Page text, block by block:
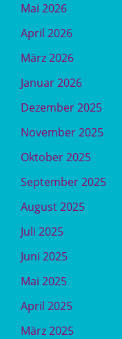
Mai 2026
April 2026
März 2026
Januar 2026
Dezember 2025
November 2025
Oktober 2025
September 2025
August 2025
Juli 2025
Juni 2025
Mai 2025
April 2025
März 2025